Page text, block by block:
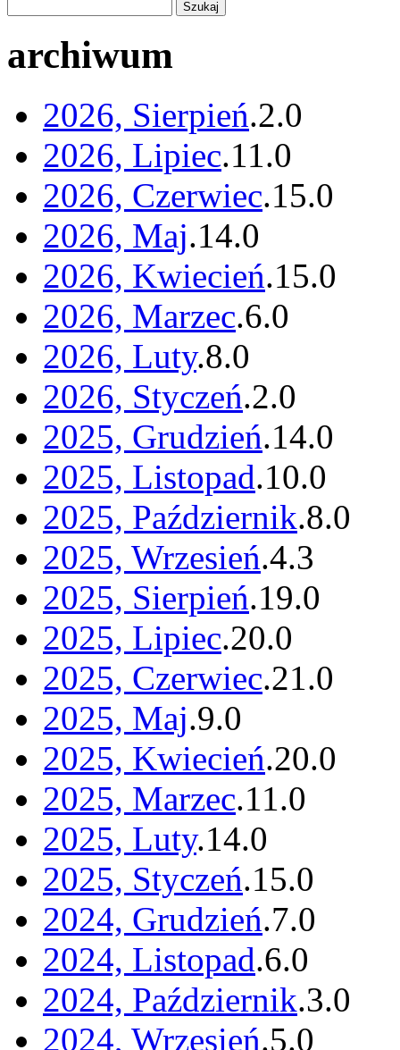
archiwum
2026, Sierpień.2.0
2026, Lipiec.11.0
2026, Czerwiec.15.0
2026, Maj.14.0
2026, Kwiecień.15.0
2026, Marzec.6.0
2026, Luty.8.0
2026, Styczeń.2.0
2025, Grudzień.14.0
2025, Listopad.10.0
2025, Październik.8.0
2025, Wrzesień.4.3
2025, Sierpień.19.0
2025, Lipiec.20.0
2025, Czerwiec.21.0
2025, Maj.9.0
2025, Kwiecień.20.0
2025, Marzec.11.0
2025, Luty.14.0
2025, Styczeń.15.0
2024, Grudzień.7.0
2024, Listopad.6.0
2024, Październik.3.0
2024, Wrzesień.5.0